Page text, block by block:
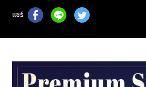
แชร์